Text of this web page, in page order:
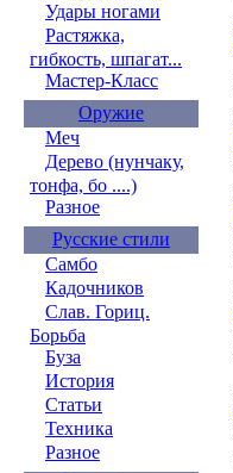
Удары ногами
Растяжка,
гибкость, шпагат...
Мастер-Класс
Оружие
Меч
Дерево (нунчаку,
тонфа, бо ....)
Разное
Русские стили
Самбо
Кадочников
Слав. Гориц.
Борьба
Буза
История
Статьи
Техника
Разное